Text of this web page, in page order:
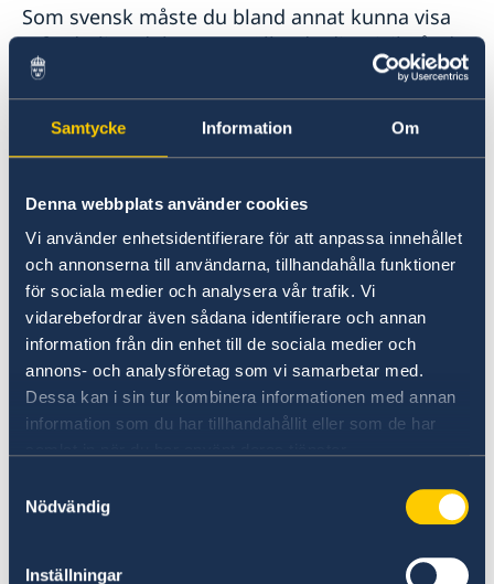
Samtycke Information Om
Denna webbplats använder cookies
Vi använder enhetsidentifierare för att anpassa innehållet
och annonserna till användarna, tillhandahålla funktioner
för sociala medier och analysera vår trafik. Vi
vidarebefordrar även sådana identifierare och annan
information från din enhet till de sociala medier och
annons- och analysföretag som vi samarbetar med.
Dessa kan i sin tur kombinera informationen med annan
information som du har tillhandahållit eller som de har
Nödvändig
Inställningar
Aktuella händelser
Allmänna säkerhetsläget
Terrorism
Naturförhållanden och katastrofer
Hälso- och sjukvård
Lokala lagar och sedvänjor
Trafiksäkerhet
Försäkringsskydd
Övriga upplysningar
Resa i landet
Jordbävningsberedskap
Arv i internationella situationer
Om olyckan är framme
Ekonomisk utveckling
Demokratisk samhällstyrning och mänskliga
rättigheter
Som svensk måste du bland annat kunna visa
erforderliga dokument gällande ditt civilstånd.
Det kan behövas ett äktenskapscertifikat. Är du
folkbokförd i Sverige ska du ansöka vid det
skattekontor där du är folkbokförd. Läs mer om
äktenskapscertifikat på
Kontrollera alltid med lokala myndigheter i
Kosovo angående vilka dokument som krävs.
Vigsel vid ambassaden
Vigsel vid ambassad kan bara förrättas vid ett
begränsat antal svenska utlandsmyndigheter
och Sveriges ambassad i Pristina har inte
denna rätt.
Läs mer om vilka ambassader som kan förrätta